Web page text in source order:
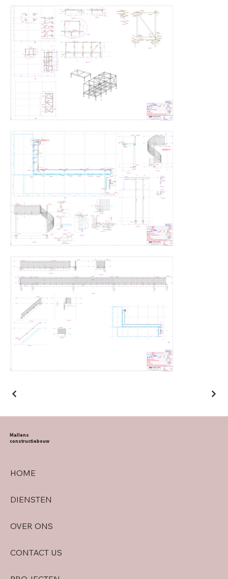
Mallens
constructiebouw
HOME
DIENSTEN
OVER ONS
CONTACT US